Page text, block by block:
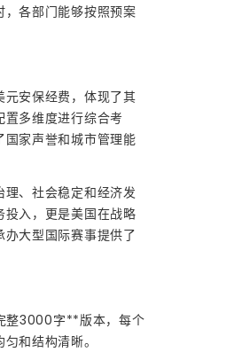
各部门能够按照预案
安保经费，体现了其
置多维度进行综合考
家声誉和城市管理能
、社会稳定和经济发
入，更是美国在战略
大型国际赛事提供了
整3000字**版本，每个
和结构清晰。